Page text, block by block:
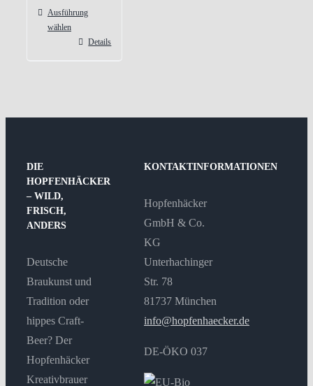
Ausführung
wählen
Die
Optionen
können
auf
Produktseite
gewählt
werden
Details
DIE
HOPFENHÄCKER
– WILD,
FRISCH,
ANDERS
Deutsche
Braukunst und
Tradition oder
hippes Craft-
Beer? Der
Hopfenhäcker
Kreativbrauer
KONTAKTINFORMATIONEN
Hopfenhäcker
GmbH & Co.
KG
Unterhachinger
Str. 78
81737 München
info@hopfenhaecker.de
DE-ÖKO 037